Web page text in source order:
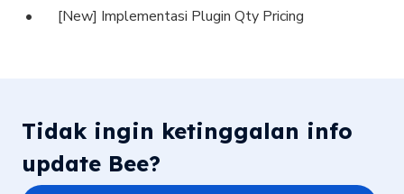
[New] Implementasi Plugin Qty Pricing
Tidak ingin ketinggalan info
update Bee?